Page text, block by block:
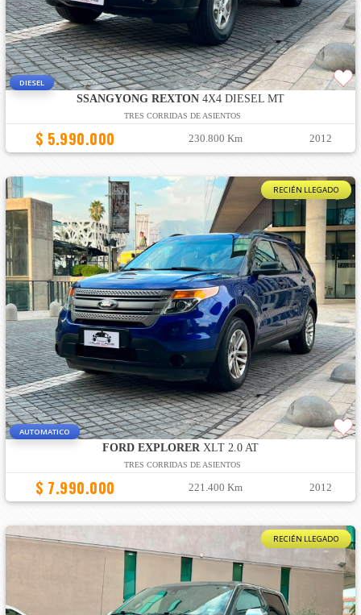
DIESEL
SSANGYONG REXTON4X4 DIESEL MT
TRES CORRIDAS DE ASIENTOS
$ 5.990.000 230.800 Km 2012
RECIÉN LLEGADO
AUTOMATICO
FORD EXPLORERXLT 2.0 AT
TRES CORRIDAS DE ASIENTOS
$ 7.990.000 221.400 Km 2012
RECIÉN LLEGADO